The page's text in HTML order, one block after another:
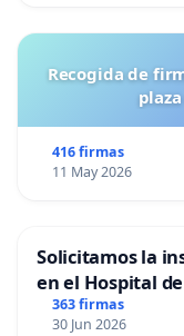
Recogida de
416 firmas
11 May 2026
Solicitamos la
en el Hospital
363 firmas
30 Jun 2026